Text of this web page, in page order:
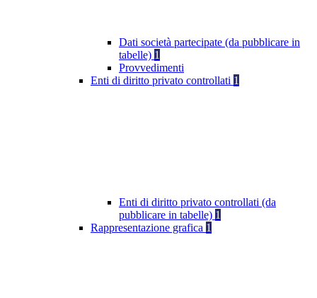
Dati società partecipate (da pubblicare in
tabelle) 1
Provvedimenti
Enti di diritto privato controllati 1
Enti di diritto privato controllati (da
pubblicare in tabelle) 1
Rappresentazione grafica 1